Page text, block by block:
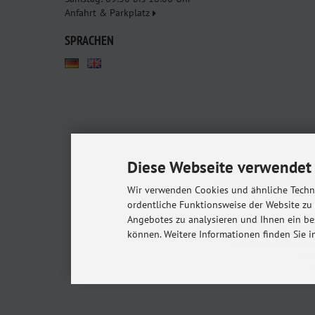
Anfahrt & Parkplatz
SPRACHEN
Babyshop.de - euer
Kindersitze, Babybettchen
Alle Preise inkl. gesetzl. MwSt. zzgl.
©
Diese Webseite
Wir verwenden Cookies und ähnliche
ordentliche Funktionsweise der Website
Angebotes zu analysieren und Ihnen ein
können. Weitere Informationen finden Sie